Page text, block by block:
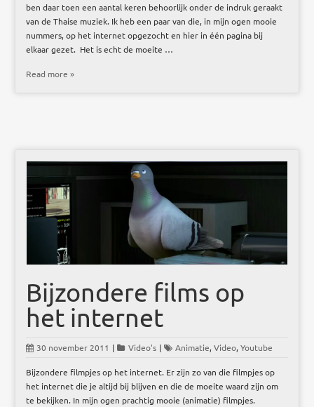
ben daar toen een aantal keren behoorlijk onder de indruk geraakt
van de Thaise muziek. Ik heb een paar van die, in mijn ogen mooie
nummers, op het internet opgezocht en hier in één pagina bij
elkaar gezet. Het is echt de moeite …
Read more »
Bijzondere films op
het internet
30 november 2011 | Video's | Animatie,Video,Youtube
Bijzondere filmpjes op het internet. Er zijn zo van die filmpjes op
het internet die je altijd bij blijven en die de moeite waard zijn om
te bekijken. In mijn ogen prachtig mooie (animatie) filmpjes.